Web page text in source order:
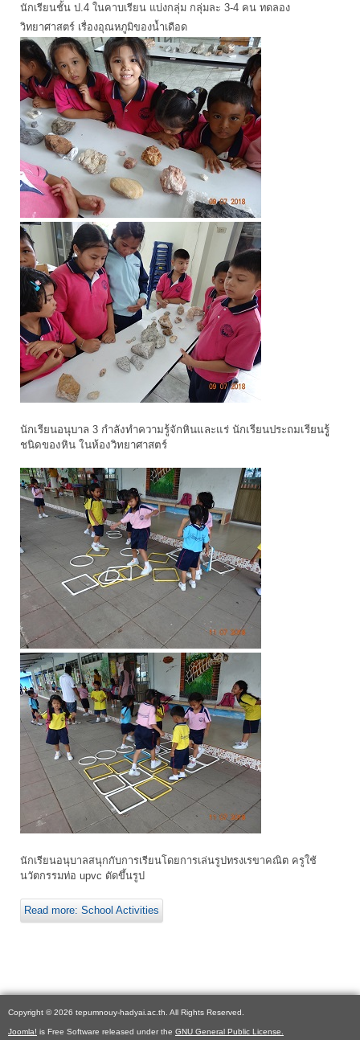
นักเรียนชั้น ป.4 ในคาบเรียน แบ่งกลุ่ม กลุ่มละ 3-4 คน ทดลอง
วิทยาศาสตร์ เรื่องอุณหภูมิของน้ำเดือด
นักเรียนอนุบาล 3 กำลังทำความรู้จักหินและแร่ นักเรียนประถมเรียนรูู้
ชนิดของหิน ในห้องวิทยาศาสตร์
นักเรียนอนุบาลสนุกกับการเรียนโดยการเล่นรูปทรงเรขาคณิต ครูใช้
นวัตกรรมท่อ upvc ดัดขึ้นรูป
Read more: School Activities
Copyright © 2026 tepumnouy-hadyai.ac.th. All Rights Reserved.
Joomla! is Free Software released under the GNU General Public License.